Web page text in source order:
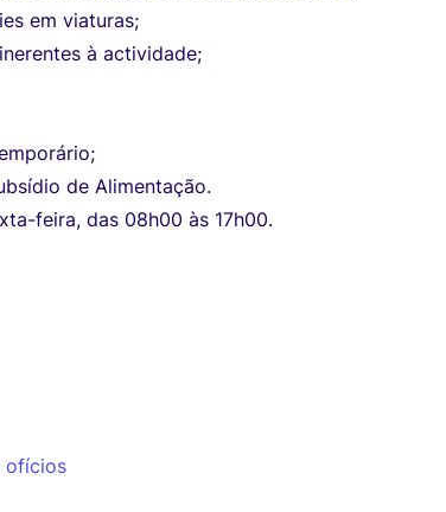
em viaturas;
à actividade;
de Alimentação.
feira, das 08h00 às 17h00.
ofícios